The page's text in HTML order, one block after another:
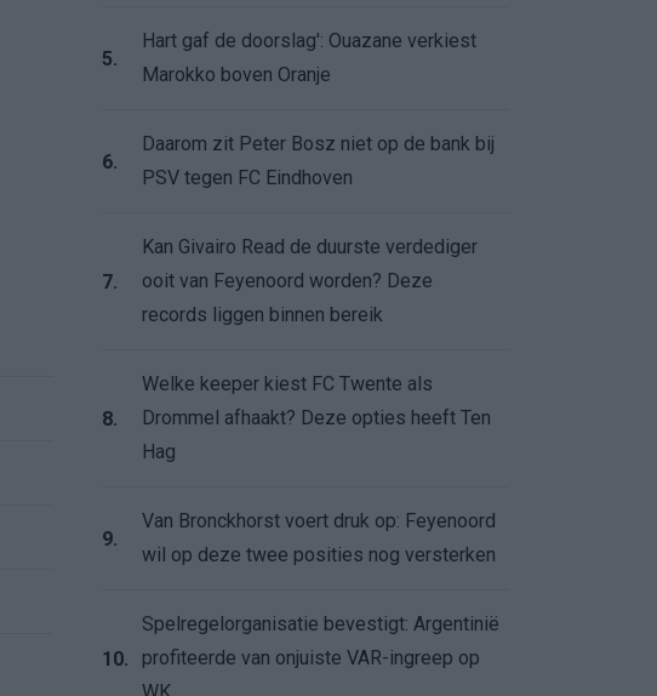
5.
Hart gaf de doorslag': Ouazane verkiest
Marokko boven Oranje
6.
Daarom zit Peter Bosz niet op de bank bij
PSV tegen FC Eindhoven
7.
Kan Givairo Read de duurste verdediger
ooit van Feyenoord worden? Deze
records liggen binnen bereik
8.
Welke keeper kiest FC Twente als
Drommel afhaakt? Deze opties heeft Ten
Hag
9.
Van Bronckhorst voert druk op: Feyenoord
wil op deze twee posities nog versterken
10.
Spelregelorganisatie bevestigt: Argentinië
profiteerde van onjuiste VAR-ingreep op